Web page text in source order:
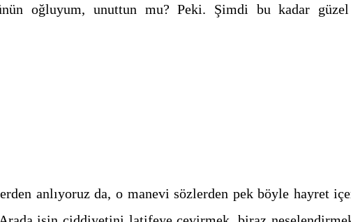
oğluyum, unuttun mu? Peki. Şimdi bu kadar güzel
anlıyoruz da, o manevi sözlerden pek böyle hayret